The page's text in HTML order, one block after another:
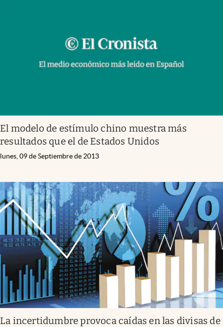
El modelo de estímulo chino muestra más
resultados que el de Estados Unidos
lunes, 09 de Septiembre de 2013
La incertidumbre provoca caídas en las divisas de